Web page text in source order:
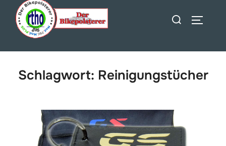
Inhalt
springen
Suchen
Schlagwort: Reinigungstücher